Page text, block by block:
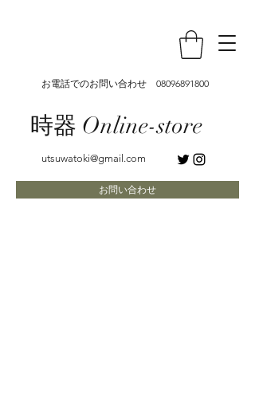
お電話でのお問い合わせ 08096891800
時器 Online-store
utsuwatoki@gmail.com
お問い合わせ